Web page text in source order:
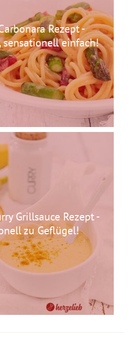
Rezept -
sensationell einfach!
Grillsauce Rezept -
zu Geflügel!